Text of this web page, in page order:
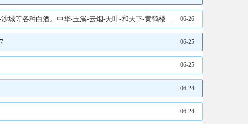
快速鉴定，快速结算，诚信为本，童叟无欺。垂询电话 13171750500（微信同号） 地址、电话：13171750500 06-26
06-25
06-25
06-24
06-24